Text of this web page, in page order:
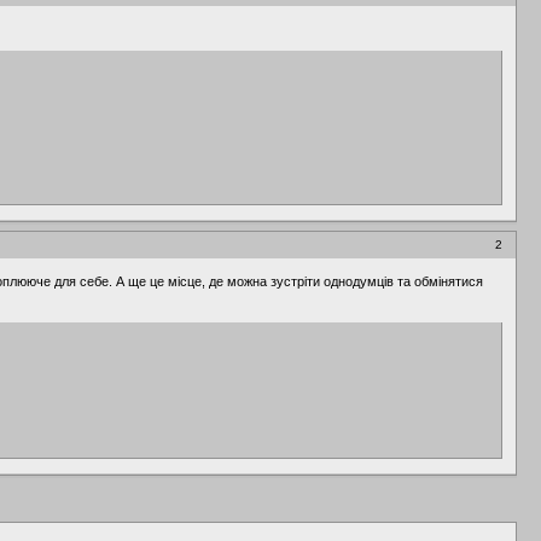
2
для себе. А ще це місце, де можна зустріти однодумців та обмінятися